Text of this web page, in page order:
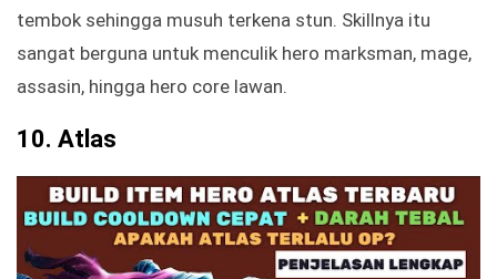
tembok sehingga musuh terkena stun. Skillnya itu
sangat berguna untuk menculik hero marksman, mage,
assasin, hingga hero core lawan.
10. Atlas